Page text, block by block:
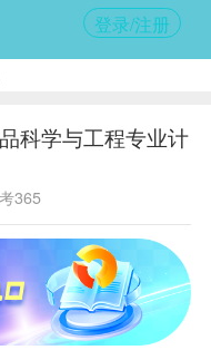
登录/注册
科学与工程专业计
365